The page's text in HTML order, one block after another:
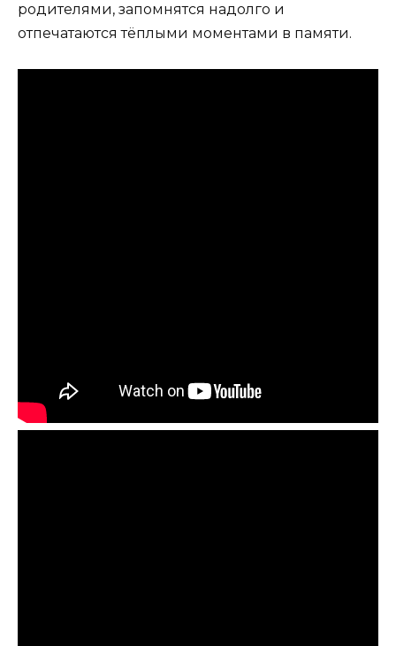
родителями, запомнятся надолго и
отпечатаются тёплыми моментами в памяти.